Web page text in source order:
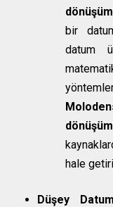
bir
datum
hale
Düşey